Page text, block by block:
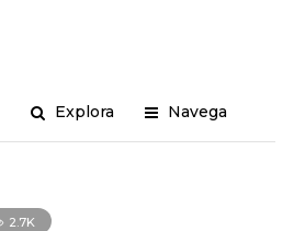
Explora Navega
2.7K